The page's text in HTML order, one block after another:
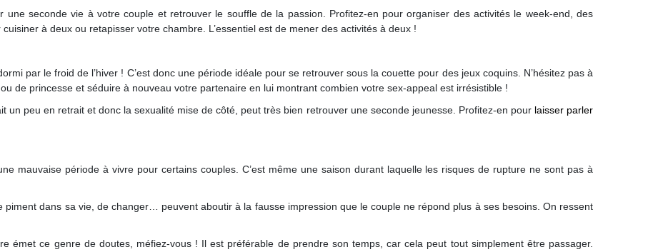
une seconde vie à votre couple et retrouver le souffle de la passion. Profitez-en pour organiser des activités le week-end, des
à deux ou retapisser votre chambre. L’essentiel est de mener des activités à deux !
par le froid de l’hiver ! C’est donc une période idéale pour se retrouver sous la couette pour des jeux coquins. N’hésitez pas à
de princesse et séduire à nouveau votre partenaire en lui montrant combien votre sex-appeal est irrésistible !
un peu en retrait et donc la sexualité mise de côté, peut très bien retrouver une seconde jeunesse. Profitez-en pour laisser parler
mauvaise période à vivre pour certains couples. C’est même une saison durant laquelle les risques de rupture ne sont pas à
dans sa vie, de changer… peuvent aboutir à la fausse impression que le couple ne répond plus à ses besoins. On ressent
émet ce genre de doutes, méfiez-vous ! Il est préférable de prendre son temps, car cela peut tout simplement être passager.